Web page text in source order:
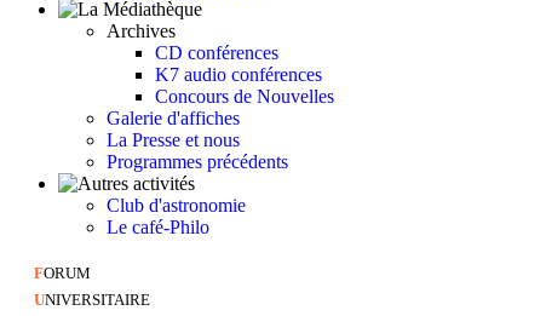
Archives
CD conférences
K7 audio conférences
Concours de Nouvelles
Galerie d'affiches
La Presse et nous
Programmes précédents
Club d'astronomie
Le café-Philo
FORUM
UNIVERSITAIRE